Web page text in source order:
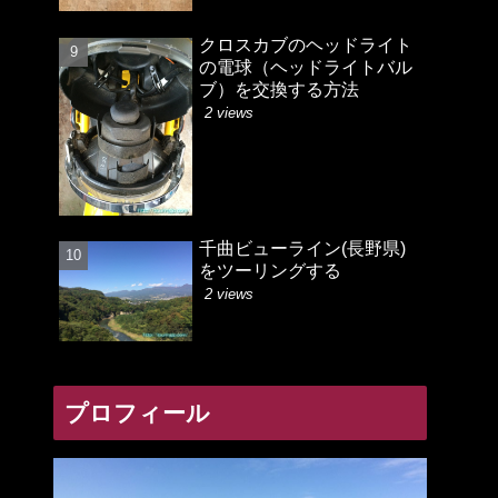
クロスカブのヘッドライト
の電球（ヘッドライトバル
ブ）を交換する方法
2 views
千曲ビューライン(長野県)
をツーリングする
2 views
プロフィール